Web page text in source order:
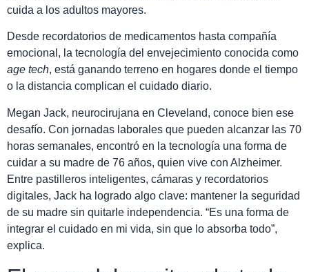
cuida a los adultos mayores.
Desde recordatorios de medicamentos hasta compañía
emocional, la tecnología del envejecimiento conocida como
age tech, está ganando terreno en hogares donde el tiempo
o la distancia complican el cuidado diario.
Megan Jack, neurocirujana en Cleveland, conoce bien ese
desafío. Con jornadas laborales que pueden alcanzar las 70
horas semanales, encontró en la tecnología una forma de
cuidar a su madre de 76 años, quien vive con Alzheimer.
Entre pastilleros inteligentes, cámaras y recordatorios
digitales, Jack ha logrado algo clave: mantener la seguridad
de su madre sin quitarle independencia. “Es una forma de
integrar el cuidado en mi vida, sin que lo absorba todo”,
explica.